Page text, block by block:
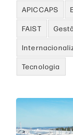
APICCAPS
FAIST
Tecnologia